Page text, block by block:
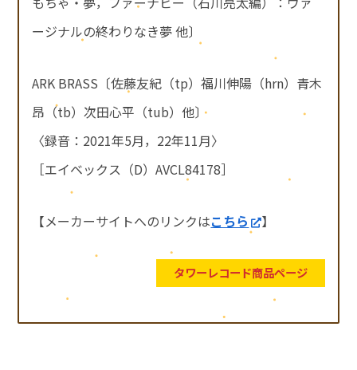
ージナルの終わりなき夢 他〕
ARK BRASS〔佐藤友紀（tp）福川伸陽（hrn）青木
昂（tb）次田心平（tub）他〕
〈録音：2021年5月，22年11月〉
［エイベックス（D）AVCL84178］
【メーカーサイトへのリンクはこちら 】
タワーレコード商品ページ